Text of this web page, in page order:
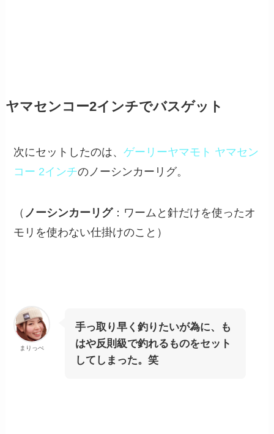
ヤマセンコー2インチでバスゲット
次にセットしたのは、ゲーリーヤマモト ヤマセン
コー 2インチのノーシンカーリグ。
（ ノーシンカーリグ：ワームと針だけを使ったオ
モリを使わない仕掛けのこと）
まりっぺ
手っ取り早く釣りたいが為に、も
はや反則級で釣れるものをセット
してしまった。笑